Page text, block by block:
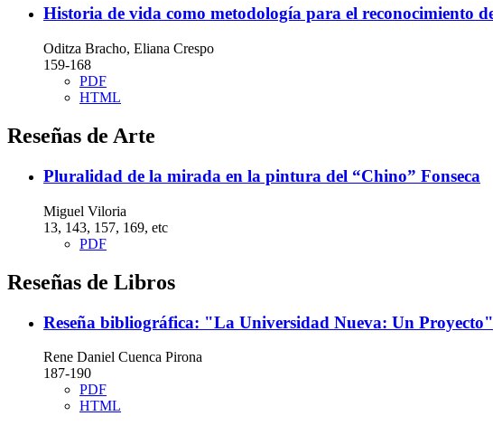
Historia de vida como metodología para el reconocimiento
Oditza Bracho, Eliana Crespo
159-168
PDF
HTML
Reseñas de Arte
Pluralidad de la mirada en la pintura del “Chino” Fonseca
Miguel Viloria
13, 143, 157, 169, etc
PDF
Reseñas de Libros
Reseña bibliográfica: "La Universidad Nueva: Un Proyecto"
Rene Daniel Cuenca Pirona
187-190
PDF
HTML